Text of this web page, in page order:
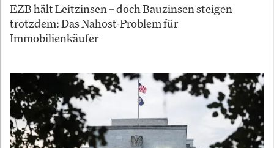
EZB hält Leitzinsen – doch Bauzinsen steigen
trotzdem: Das Nahost-Problem für
Immobilienkäufer